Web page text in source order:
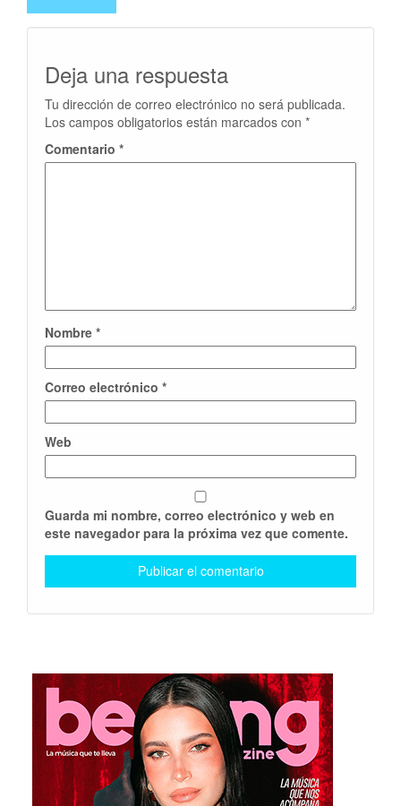
Deja una respuesta
Tu dirección de correo electrónico no será publicada.
Los campos obligatorios están marcados con *
Comentario *
Nombre *
Correo electrónico *
Web
Guarda mi nombre, correo electrónico y web en
este navegador para la próxima vez que comente.